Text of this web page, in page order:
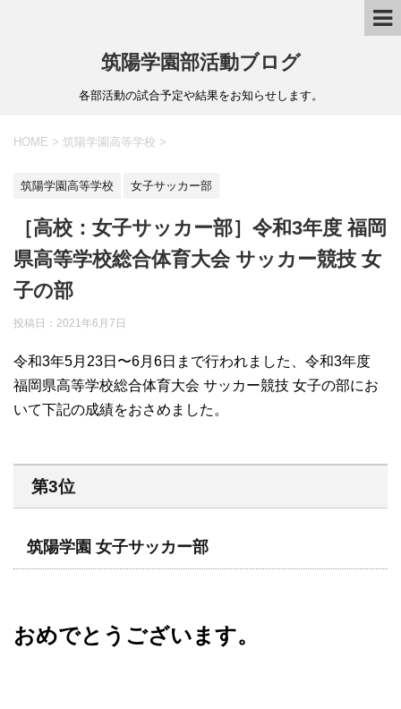
筑陽学園部活動ブログ
各部活動の試合予定や結果をお知らせします。
HOME > 筑陽学園高等学校 >
筑陽学園高等学校 女子サッカー部
［高校：女子サッカー部］令和3年度 福岡
県高等学校総合体育大会 サッカー競技 女
子の部
投稿日： 2021年6月7日
令和3年5月23日〜6月6日まで行われました、令和3年度
福岡県高等学校総合体育大会 サッカー競技 女子の部にお
いて下記の成績をおさめました。
第3位
筑陽学園 女子サッカー部
おめでとうございます。